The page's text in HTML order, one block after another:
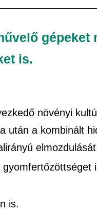
gépeket
is.
növényi
után a kombinált
is.